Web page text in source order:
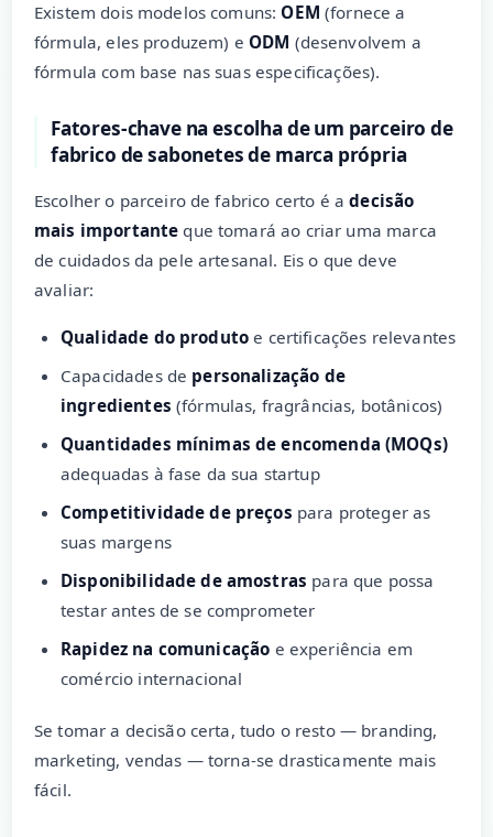
Existem dois modelos comuns: OEM (fornece a
fórmula, eles produzem) e ODM (desenvolvem a
fórmula com base nas suas especificações).
Fatores-chave na escolha de um parceiro de
fabrico de sabonetes de marca própria
Escolher o parceiro de fabrico certo é adecisão
mais importante que tomará ao criar uma marca
de cuidados da pele artesanal. Eis o que deve
avaliar:
Qualidade do produto e certificações relevantes
Capacidades de personalização de
ingredientes (fórmulas, fragrâncias, botânicos)
Quantidades mínimas de encomenda (MOQs)
adequadas à fase da sua startup
Competitividade de preços para proteger as
suas margens
Disponibilidade de amostras para que possa
testar antes de se comprometer
Rapidez na comunicação e experiência em
comércio internacional
Se tomar a decisão certa, tudo o resto — branding,
marketing, vendas — torna-se drasticamente mais
fácil.